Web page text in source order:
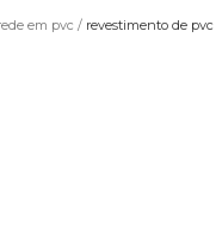
em pvc revestimento de